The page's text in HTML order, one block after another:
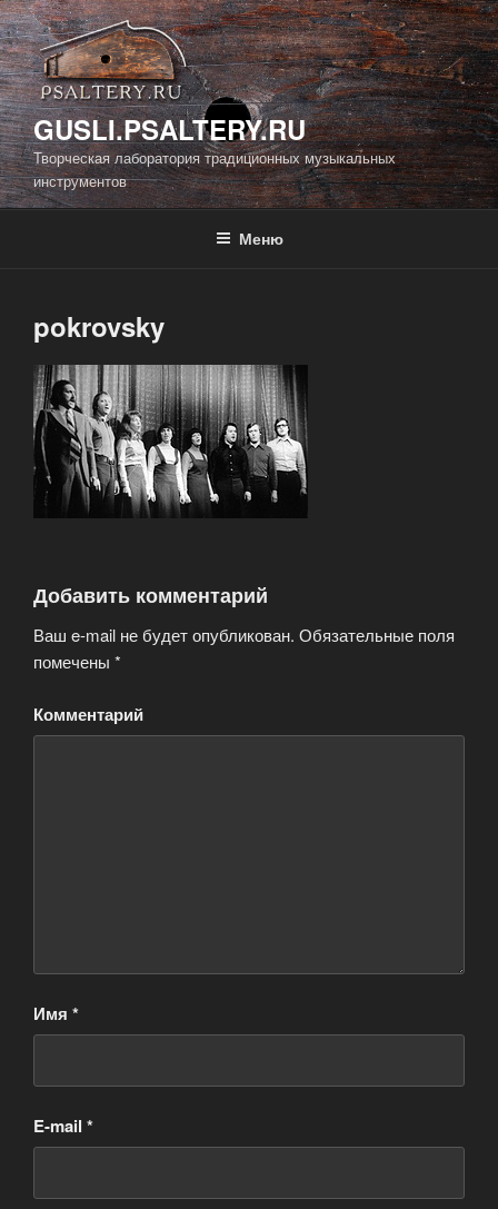
Перейти
к
содержимому
GUSLI.PSALTERY.RU
Творческая лаборатория традиционных музыкальных
инструментов
Меню
pokrovsky
Добавить комментарий
Ваш e-mail не будет опубликован. Обязательные поля
помечены *
Комментарий
Имя *
E-mail *